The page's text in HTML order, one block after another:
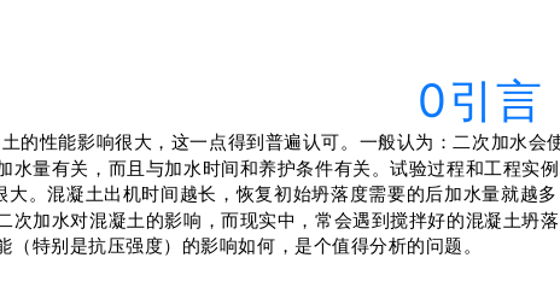
0引言
的性能影响很大，这一点得到普遍认可。一般认为：二次加水会
水量有关，而且与加水时间和养护条件有关。试验过程和工程实
大。混凝土出机时间越长，恢复初始坍落度需要的后加水量就越
次加水对混凝土的影响，而现实中，常会遇到搅拌好的混凝土坍
特别是抗压强度）的影响如何，是个值得分析的问题。